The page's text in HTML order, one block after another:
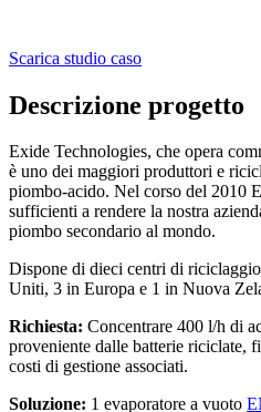
Scarica studio caso
Descrizione progetto
Exide Technologies, che opera
è uno dei maggiori produttori e
piombo-acido. Nel corso del 2010
sufficienti a rendere la nostra
piombo secondario al mondo.
Dispone di dieci centri di
Uniti, 3 in Europa e 1 in Nuova
Richiesta: Concentrare 400 l/h di
proveniente dalle batterie riciclate,
costi di gestione associati.
Soluzione: 1 evaporatore a vuoto